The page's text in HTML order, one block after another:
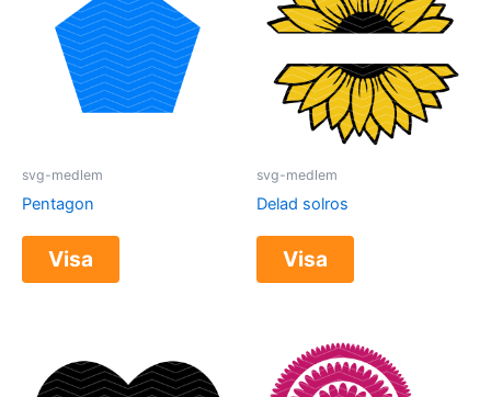
svg-medlem
Pentagon
Visa
svg-medlem
Delad solros
Visa